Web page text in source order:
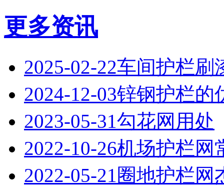
更多资讯
2025-02-22车间护栏刷
2024-12-03锌钢护栏的
2023-05-31勾花网用处
2022-10-26机场护栏网
2022-05-21 圈地护栏网